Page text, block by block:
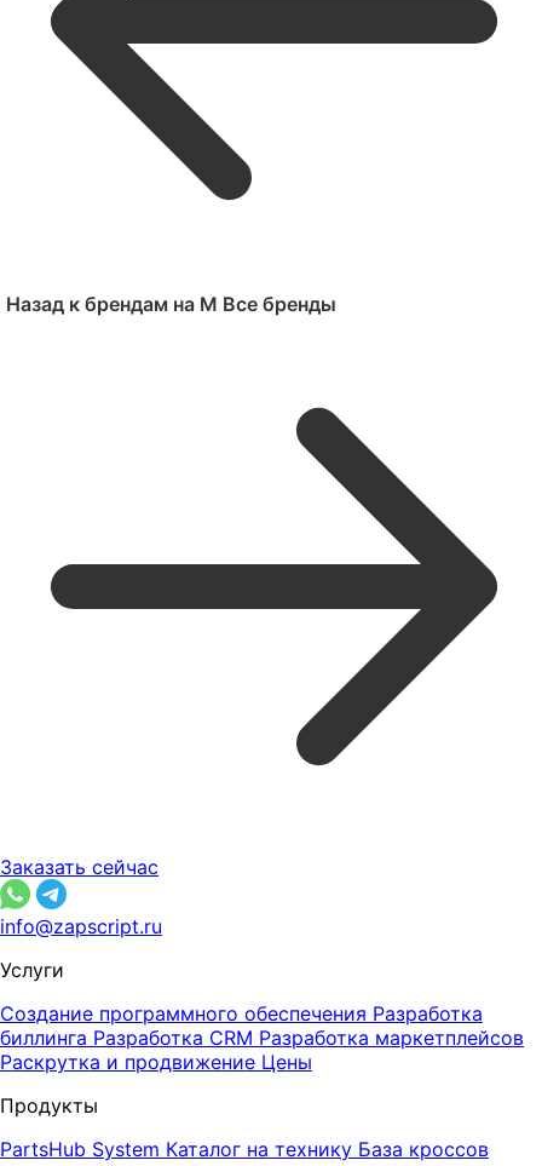
Назад к брендам на M Все бренды
Заказать сейчас
info@zapscript.ru
Услуги
Создание программного обеспечения Разработка
биллинга Разработка CRM Разработка маркетплейсов
Раскрутка и продвижение Цены
Продукты
PartsHub System Каталог на технику База кроссов